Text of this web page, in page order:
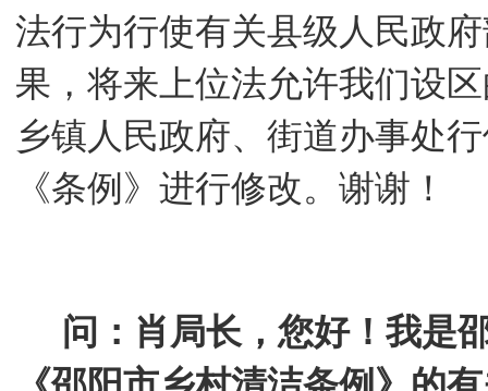
法行为行使有关县级人民政
果，将来上位法允许我们设
乡镇人民政府、街道办事处
《条例》进行修改。谢谢！
问：肖局长，您好！我是